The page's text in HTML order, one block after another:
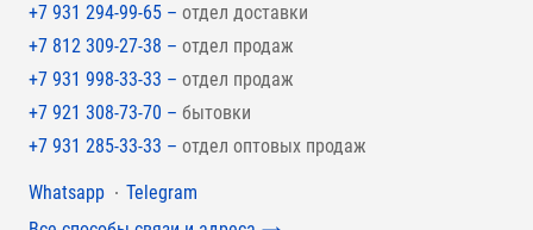
+7 931 294-99-65 – отдел доставки
+7 812 309-27-38 – отдел продаж
+7 931 998-33-33 – отдел продаж
+7 921 308-73-70 – бытовки
+7 931 285-33-33 – отдел оптовых продаж
Мессенджеры
Whatsapp
Telegram